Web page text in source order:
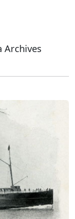
Archives